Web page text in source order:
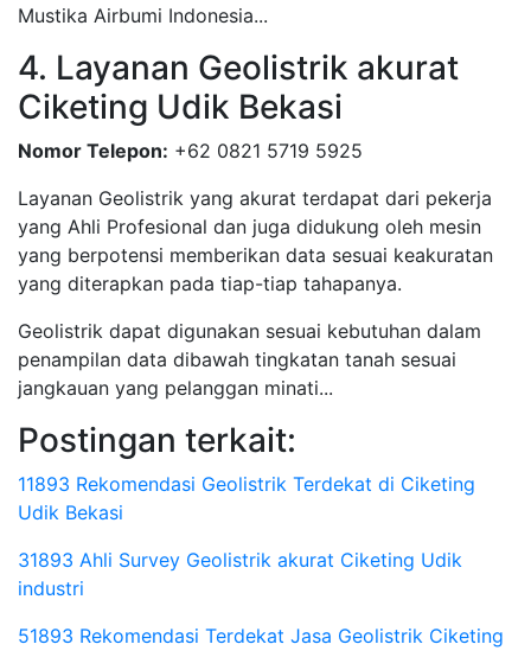
Mustika Airbumi Indonesia...
4. Layanan Geolistrik akurat
Ciketing Udik Bekasi
Nomor Telepon: +62 0821 5719 5925
Layanan Geolistrik yang akurat terdapat dari pekerja
yang Ahli Profesional dan juga didukung oleh mesin
yang berpotensi memberikan data sesuai keakuratan
yang diterapkan pada tiap-tiap tahapanya.
Geolistrik dapat digunakan sesuai kebutuhan dalam
penampilan data dibawah tingkatan tanah sesuai
jangkauan yang pelanggan minati...
Postingan terkait:
11893 Rekomendasi Geolistrik Terdekat di Ciketing
Udik Bekasi
31893 Ahli Survey Geolistrik akurat Ciketing Udik
industri
51893 Rekomendasi Terdekat Jasa Geolistrik Ciketing